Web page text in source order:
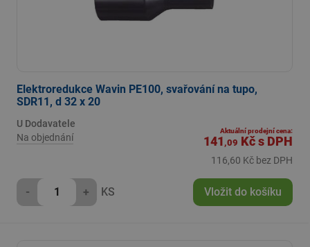
Elektroredukce Wavin PE100, svařování na tupo,
SDR11, d 32 x 20
U Dodavatele
Na objednání
Aktuální prodejní cena:
141 ,09 Kčs DPH
116,60 Kč bez DPH
- + KS Vložit do košíku